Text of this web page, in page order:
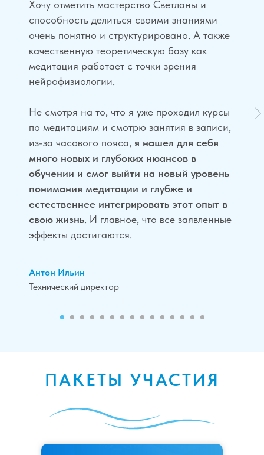
Хочу отметить мастерство Светланы и
способность делиться своими знаниями
очень понятно и структурировано. А также
качественную теоретическую базу как
медитация работает с точки зрения
нейрофизиологии.
Не смотря на то, что я уже проходил курсы
по медитациям и смотрю занятия в записи,
из-за часового пояса, я нашел для себя
много новых и глубоких нюансов в
обучении и смог выйти на новый уровень
понимания медитации и глубже и
естественнее интегрировать этот опыт в
свою жизнь. И главное, что все заявленные
эффекты достигаются.
Антон Ильин
Технический директор
ПАКЕТЫ УЧАСТИЯ